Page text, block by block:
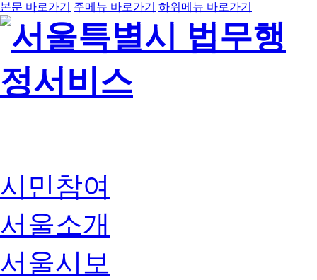
본문 바로가기 주메뉴 바로가기 하위메뉴 바로가기
시민참여
서울소개
서울시보